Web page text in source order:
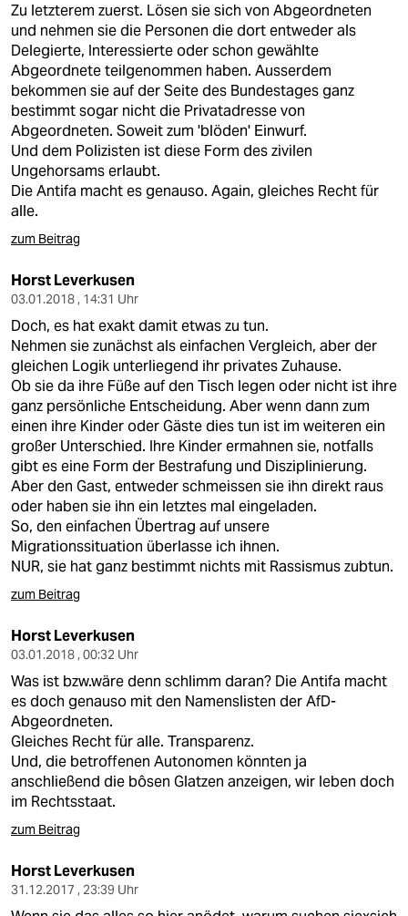
Zu letzterem zuerst. Lösen sie sich von Abgeordneten
und nehmen sie die Personen die dort entweder als
Delegierte, Interessierte oder schon gewählte
Abgeordnete teilgenommen haben. Ausserdem
bekommen sie auf der Seite des Bundestages ganz
bestimmt sogar nicht die Privatadresse von
Abgeordneten. Soweit zum 'blöden' Einwurf.
Und dem Polizisten ist diese Form des zivilen
Ungehorsams erlaubt.
Die Antifa macht es genauso. Again, gleiches Recht für
alle.
zum Beitrag
Horst Leverkusen
03.01.2018 , 14:31 Uhr
Doch, es hat exakt damit etwas zu tun.
Nehmen sie zunächst als einfachen Vergleich, aber der
gleichen Logik unterliegend ihr privates Zuhause.
Ob sie da ihre Füße auf den Tisch legen oder nicht ist ihre
ganz persönliche Entscheidung. Aber wenn dann zum
einen ihre Kinder oder Gäste dies tun ist im weiteren ein
großer Unterschied. Ihre Kinder ermahnen sie, notfalls
gibt es eine Form der Bestrafung und Disziplinierung.
Aber den Gast, entweder schmeissen sie ihn direkt raus
oder haben sie ihn ein letztes mal eingeladen.
So, den einfachen Übertrag auf unsere
Migrationssituation überlasse ich ihnen.
NUR, sie hat ganz bestimmt nichts mit Rassismus zubtun.
zum Beitrag
Horst Leverkusen
03.01.2018 , 00:32 Uhr
Was ist bzw.wäre denn schlimm daran? Die Antifa macht
es doch genauso mit den Namenslisten der AfD-
Abgeordneten.
Gleiches Recht für alle. Transparenz.
Und, die betroffenen Autonomen könnten ja
anschließend die bôsen Glatzen anzeigen, wir leben doch
im Rechtsstaat.
zum Beitrag
Horst Leverkusen
31.12.2017 , 23:39 Uhr